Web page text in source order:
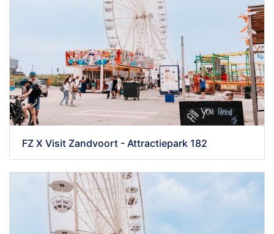
FZ X Visit Zandvoort - Attractiepark 182